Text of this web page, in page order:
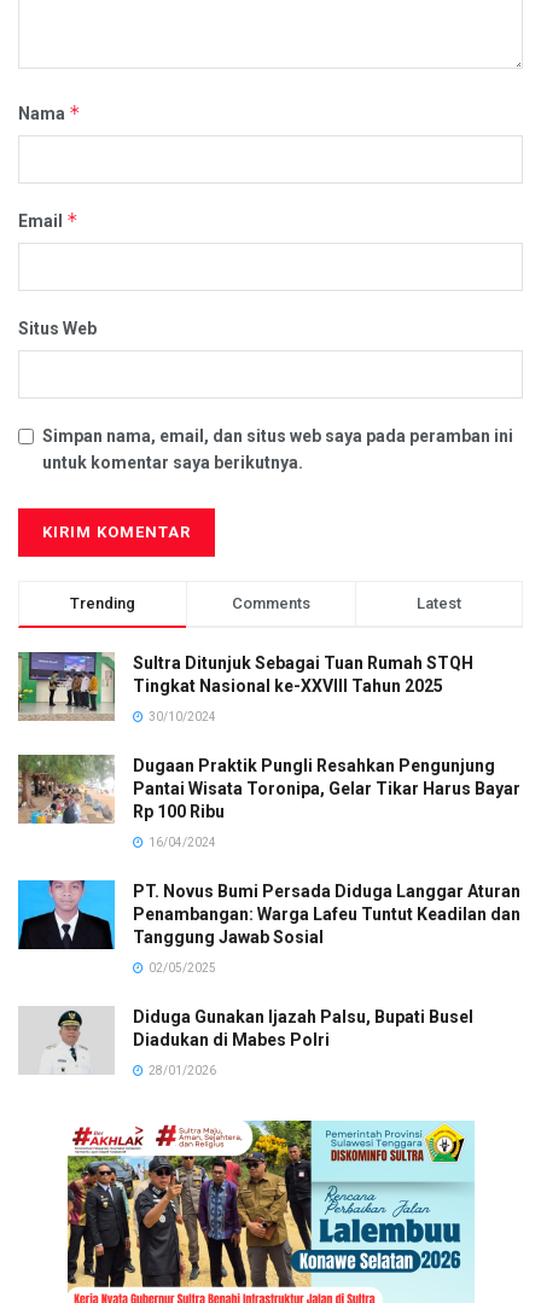
Nama *
Email *
Situs Web
Simpan nama, email, dan situs web saya pada peramban ini
untuk komentar saya berikutnya.
Trending Comments Latest
Sultra Ditunjuk Sebagai Tuan Rumah STQH
Tingkat Nasional ke-XXVIII Tahun 2025
30/10/2024
Dugaan Praktik Pungli Resahkan Pengunjung
Pantai Wisata Toronipa, Gelar Tikar Harus Bayar
Rp 100 Ribu
16/04/2024
PT. Novus Bumi Persada Diduga Langgar Aturan
Penambangan: Warga Lafeu Tuntut Keadilan dan
Tanggung Jawab Sosial
02/05/2025
Diduga Gunakan Ijazah Palsu, Bupati Busel
Diadukan di Mabes Polri
28/01/2026